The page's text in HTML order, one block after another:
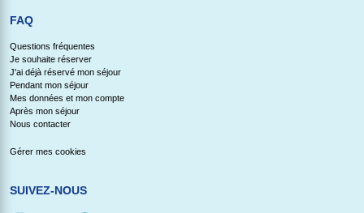
FAQ
Questions fréquentes
Je souhaite réserver
J'ai déjà réservé mon séjour
Pendant mon séjour
Mes données et mon compte
Après mon séjour
Nous contacter
Gérer mes cookies
SUIVEZ-NOUS